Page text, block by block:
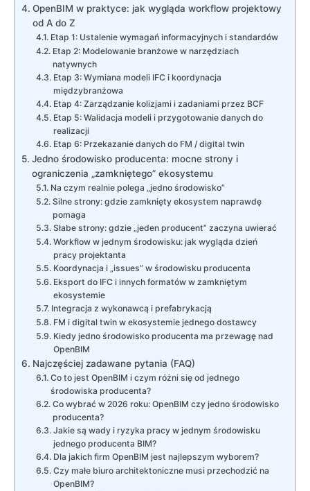
OpenBIM w praktyce: jak wygląda workflow projektowy
od A do Z
Etap 1: Ustalenie wymagań informacyjnych i standardów
Etap 2: Modelowanie branżowe w narzędziach
natywnych
Etap 3: Wymiana modeli IFC i koordynacja
międzybranżowa
Etap 4: Zarządzanie kolizjami i zadaniami przez BCF
Etap 5: Walidacja modeli i przygotowanie danych do
realizacji
Etap 6: Przekazanie danych do FM / digital twin
Jedno środowisko producenta: mocne strony i
ograniczenia „zamkniętego” ekosystemu
Na czym realnie polega „jedno środowisko”
Silne strony: gdzie zamknięty ekosystem naprawdę
pomaga
Słabe strony: gdzie „jeden producent” zaczyna uwierać
Workflow w jednym środowisku: jak wygląda dzień
pracy projektanta
Koordynacja i „issues” w środowisku producenta
Eksport do IFC i innych formatów w zamkniętym
ekosystemie
Integracja z wykonawcą i prefabrykacją
FM i digital twin w ekosystemie jednego dostawcy
Kiedy jedno środowisko producenta ma przewagę nad
OpenBIM
Najczęściej zadawane pytania (FAQ)
Co to jest OpenBIM i czym różni się od jednego
środowiska producenta?
Co wybrać w 2026 roku: OpenBIM czy jedno środowisko
producenta?
Jakie są wady i ryzyka pracy w jednym środowisku
jednego producenta BIM?
Dla jakich firm OpenBIM jest najlepszym wyborem?
Czy małe biuro architektoniczne musi przechodzić na
OpenBIM?